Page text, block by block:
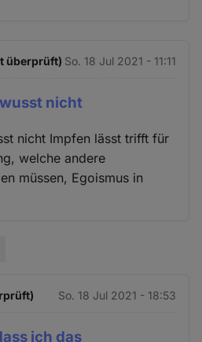
überprüft) So. 18 Jul 2021 - 11:11
nicht
nicht Impfen lässt trifft für
welche andere
müssen, Egoismus in
So. 18 Jul 2021 - 18:53
ich das